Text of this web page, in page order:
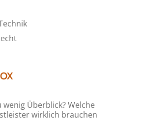
wenig Überblick? Welche
wirklich brauchen